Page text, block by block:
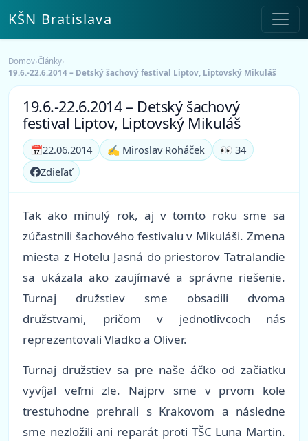
KŠN Bratislava
Domov›Články›
19.6.-22.6.2014 – Detský šachový festival Liptov, Liptovský Mikuláš
19.6.-22.6.2014 – Detský šachový
festival Liptov, Liptovský Mikuláš
📅22.06.2014 ✍️ Miroslav Roháček
👀 34
Zdieľať
Tak ako minulý rok, aj v tomto roku sme sa
zúčastnili šachového festivalu v Mikuláši. Zmena
miesta z Hotelu Jasná do priestorov Tatralandie
sa ukázala ako zaujímavé a správne riešenie.
Turnaj družstiev sme obsadili dvoma
družstvami, pričom v jednotlivcoch nás
reprezentovali Vladko a Oliver.
Turnaj družstiev sa pre naše áčko od začiatku
vyvíjal veľmi zle. Najprv sme v prvom kole
trestuhodne prehrali s Krakovom a následne
sme nezložili ani reparát proti TŠC Luna Martin.